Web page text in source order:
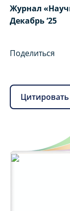
Журнал
Декабрь ‘25
Поделиться
Цитировать